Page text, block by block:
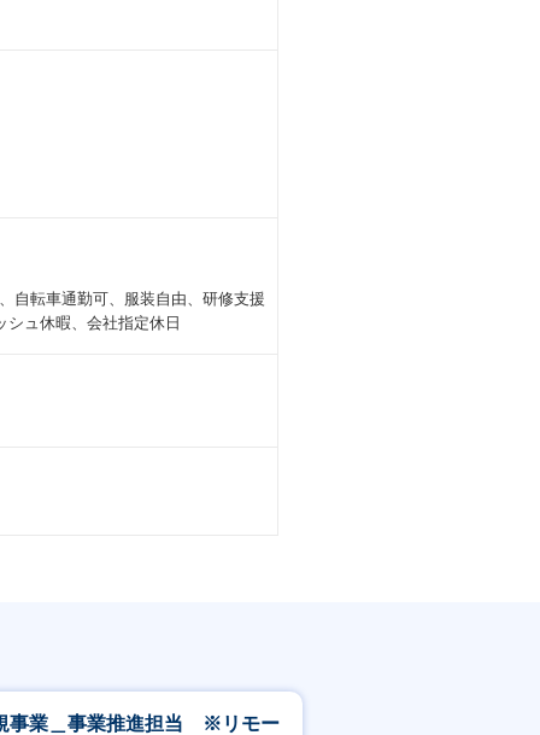
自転車通勤可、服装自由、研修支援
ュ休暇、会社指定休日
事業＿事業推進担当 ※リモー